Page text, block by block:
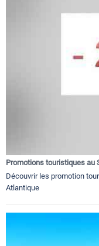
Promotions touristiques au
Découvrir les promotion
Atlantique